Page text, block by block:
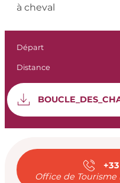
à cheval
Départ
Distance
Office de Tourisme